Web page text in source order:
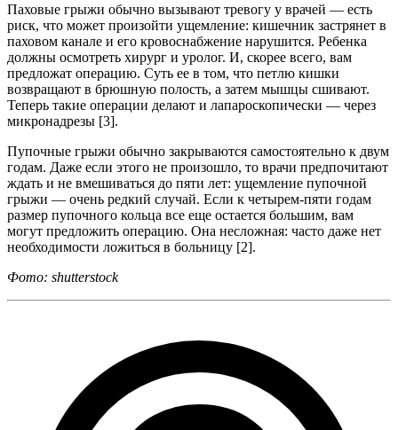
Паховые грыжи обычно вызывают тревогу у врачей — есть
риск, что может произойти ущемление: кишечник застрянет в
паховом канале и его кровоснабжение нарушится. Ребенка
должны осмотреть хирург и уролог. И, скорее всего, вам
предложат операцию. Суть ее в том, что петлю кишки
возвращают в брюшную полость, а затем мышцы сшивают.
Теперь такие операции делают и лапароскопически — через
микронадрезы [3].
Пупочные грыжи обычно закрываются самостоятельно к двум
годам. Даже если этого не произошло, то врачи предпочитают
ждать и не вмешиваться до пяти лет: ущемление пупочной
грыжи — очень редкий случай. Если к четырем-пяти годам
размер пупочного кольца все еще остается большим, вам
могут предложить операцию. Она несложная: часто даже нет
необходимости ложиться в больницу [2].
Фото: shutterstock